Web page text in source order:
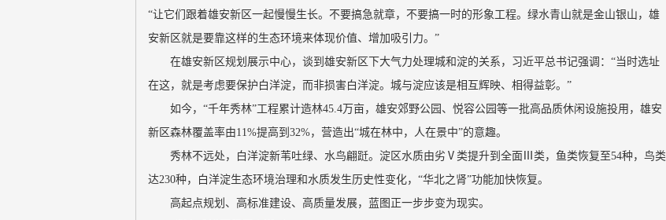
“让它们跟着雄安新区一起慢慢生长。不要搞急就章，不要搞一时的形象工程。绿水青山就是金山银山，雄
安新区就是要靠这样的生态环境来体现价值、增加吸引力。”
在雄安新区规划展示中心，谈到雄安新区下大气力处理城和淀的关系，习近平总书记强调：“当时选址
在这，就是考虑要保护白洋淀，而非损害白洋淀。城与淀应该是相互辉映、相得益彰。”
如今，“千年秀林”工程累计造林45.4万亩，雄安郊野公园、悦容公园等一批高品质休闲设施投用，雄安
新区森林覆盖率由11%提高到32%，营造出“城在林中，人在景中”的意趣。
秀林不远处，白洋淀新苇吐绿、水鸟翩跹。淀区水质由劣Ⅴ类提升到全面Ⅲ类，鱼类恢复至54种，鸟类
达230种，白洋淀生态环境治理和水质发生历史性变化，“华北之肾”功能加快恢复。
高起点规划、高标准建设、高质量发展，蓝图正一步步变为现实。